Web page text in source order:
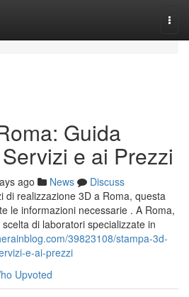
Guida
e ai Prezzi
ago News
Discuss
di realizzazione 3D a Roma, questa
le informazioni necessarie . A Roma,
di laboratori specializzate in
39823108/stampa-3d-
e-ai-prezzi
Upvoted